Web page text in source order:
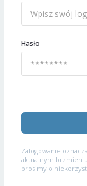
Hasło
Zalogowanie
aktualnym
prosimy o